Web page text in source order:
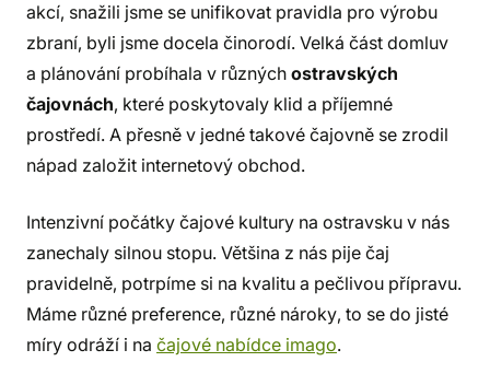
akcí, snažili jsme se unifikovat pravidla pro výrobu
zbraní, byli jsme docela činorodí. Velká část domluv
a plánování probíhala v různých ostravských
čajovnách, které poskytovaly klid a příjemné
prostředí. A přesně v jedné takové čajovně se zrodil
nápad založit internetový obchod.
Intenzivní počátky čajové kultury na ostravsku v nás
zanechaly silnou stopu. Většina z nás pije čaj
pravidelně, potrpíme si na kvalitu a pečlivou přípravu.
Máme různé preference, různé nároky, to se do jisté
míry odráží i na čajové nabídce imago.